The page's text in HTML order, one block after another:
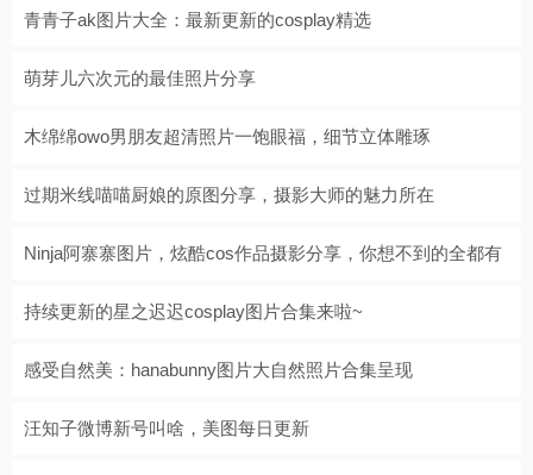
青青子ak图片大全：最新更新的cosplay精选
萌芽儿六次元的最佳照片分享
木绵绵owo男朋友超清照片一饱眼福，细节立体雕琢
过期米线喵喵厨娘的原图分享，摄影大师的魅力所在
Ninja阿寨寨图片，炫酷cos作品摄影分享，你想不到的全都有
持续更新的星之迟迟cosplay图片合集来啦~
感受自然美：hanabunny图片大自然照片合集呈现
汪知子微博新号叫啥，美图每日更新